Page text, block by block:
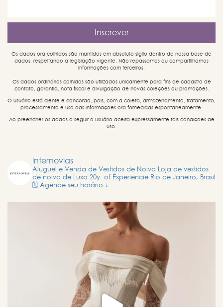
Os dados ora colhidos são mantidos em absoluto sigilo dentro de nossa base de
dados, respeitando a legislação vigente. Não repassamos ou compartilhamos
informações com terceiros.
Os dados ordinários colhidos são utilizados unicamente para fins de cadastro de
contato, garantia, nota fiscal e divulgação de novas coleções ou promoções.
O usuário está ciente e concorda, pois, com a coleta, armazenamento, tratamento,
processamento e uso das informações ora fornecidas espontaneamente.
Ao preencher os dados a seguir o usuário aceita expressamente tais condições de
uso.
internovias
Aluguel e Venda de Vestidos de Noiva Loja de vestidos
de noiva de Luxo 20y. of Experiencie Rio de Janeiro, Brasil
🗓️ Agende seu horário ↓